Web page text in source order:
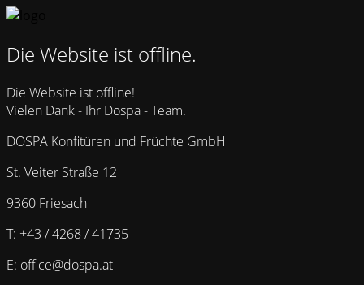
Die Website ist offline.
Die Website ist offline!
Vielen Dank - Ihr Dospa - Team.
DOSPA Konfitüren und Früchte GmbH
St. Veiter Straße 12
9360 Friesach
T: +43 / 4268 / 41735
E: office@dospa.at